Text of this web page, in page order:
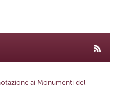
ai Monumenti del